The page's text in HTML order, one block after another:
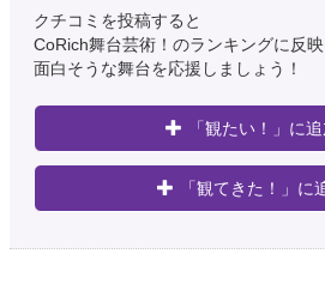
クチコミを投稿すると
CoRich舞台芸術！のランキングに反映
面白そうな舞台を応援しましょう！
「観たい！」に
「観てきた！」に